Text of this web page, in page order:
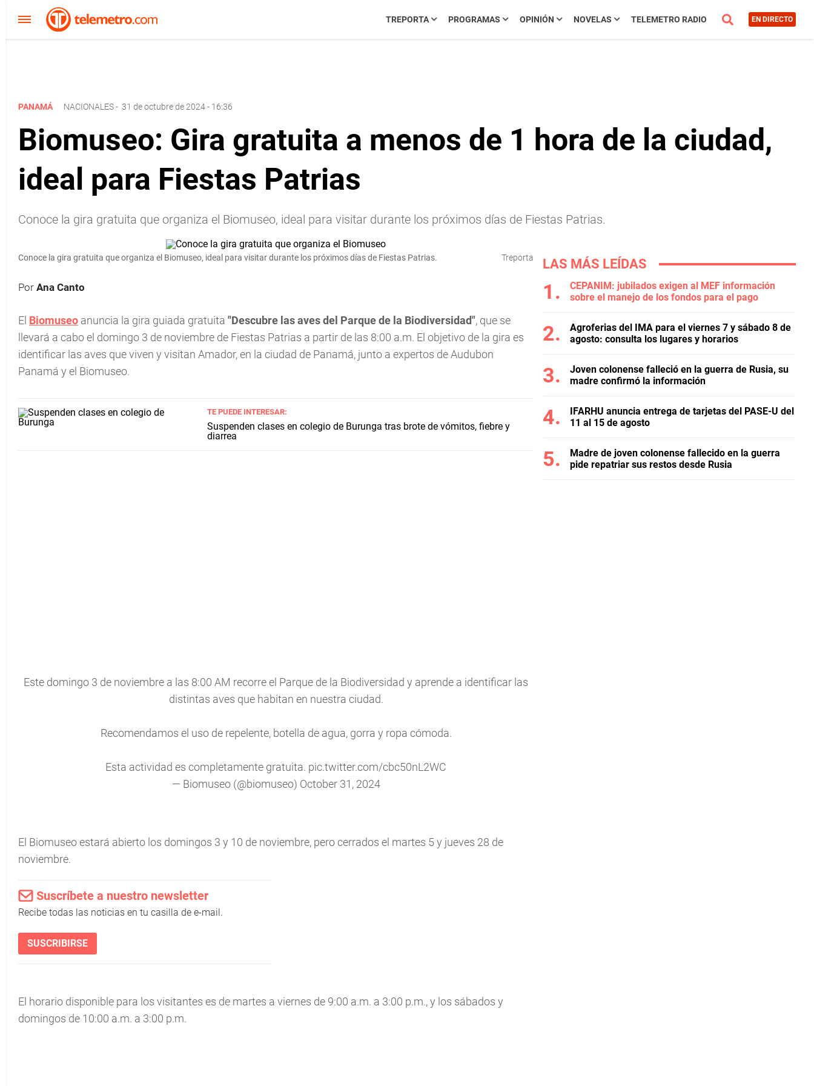
TREPORTA PROGRAMAS OPINIÓN NOVELAS TELEMETRO RADIO EN DIRECTO
PANAMÁ NACIONALES- 31 de octubre de 2024 - 16:36
Biomuseo: Gira gratuita a menos de 1 hora de la ciudad,
ideal para Fiestas Patrias
Conoce la gira gratuita que organiza el Biomuseo, ideal para visitar durante los próximos días de Fiestas Patrias.
Conoce la gira gratuita que organiza el Biomuseo, ideal para visitar durante los próximos días de Fiestas Patrias. Treporta
Por Ana Canto
El Biomuseo anuncia la gira guiada gratuita "Descubre las aves del Parque de la Biodiversidad", que se
llevará a cabo el domingo 3 de noviembre de Fiestas Patrias a partir de las 8:00 a.m. El objetivo de la gira es
identificar las aves que viven y visitan Amador, en la ciudad de Panamá, junto a expertos de Audubon
Panamá y el Biomuseo.
TE PUEDE INTERESAR:
Suspenden clases en colegio de Burunga tras brote de vómitos, fiebre y
diarrea
Este domingo 3 de noviembre a las 8:00 AM recorre el Parque de la Biodiversidad y aprende a identificar las
distintas aves que habitan en nuestra ciudad.
Recomendamos el uso de repelente, botella de agua, gorra y ropa cómoda.
Esta actividad es completamente gratuita. pic.twitter.com/cbc50nL2WC
— Biomuseo (@biomuseo) October 31, 2024
El Biomuseo estará abierto los domingos 3 y 10 de noviembre, pero cerrados el martes 5 y jueves 28 de
noviembre.
Suscríbete a nuestro newsletter
Recibe todas las noticias en tu casilla de e-mail.
SUSCRIBIRSE
El horario disponible para los visitantes es de martes a viernes de 9:00 a.m. a 3:00 p.m., y los sábados y
domingos de 10:00 a.m. a 3:00 p.m.
LAS MÁS LEÍDAS
CEPANIM: jubilados exigen al MEF información
sobre el manejo de los fondos para el pago
Agroferias del IMA para el viernes 7 y sábado 8 de
agosto: consulta los lugares y horarios
Joven colonense falleció en la guerra de Rusia, su
madre confirmó la información
IFARHU anuncia entrega de tarjetas del PASE-U del
11 al 15 de agosto
Madre de joven colonense fallecido en la guerra
pide repatriar sus restos desde Rusia